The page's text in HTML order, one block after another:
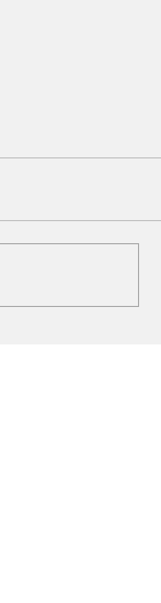
de la